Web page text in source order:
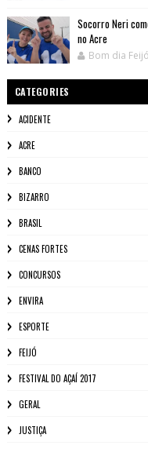
Socorro Neri
no Acre
Bom dia Feijó
CATEGORIES
ACIDENTE
ACRE
BANCO
BIZARRO
BRASIL
CENAS FORTES
CONCURSOS
ENVIRA
ESPORTE
FEIJÓ
FESTIVAL DO AÇAÍ 2017
GERAL
JUSTIÇA